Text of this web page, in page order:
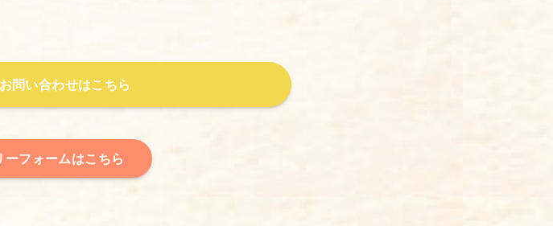
問い合わせはこちら
フォームはこちら